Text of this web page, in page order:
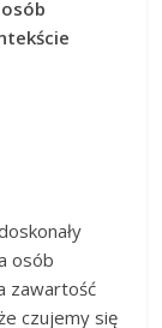
osób
zawartość
czujemy się